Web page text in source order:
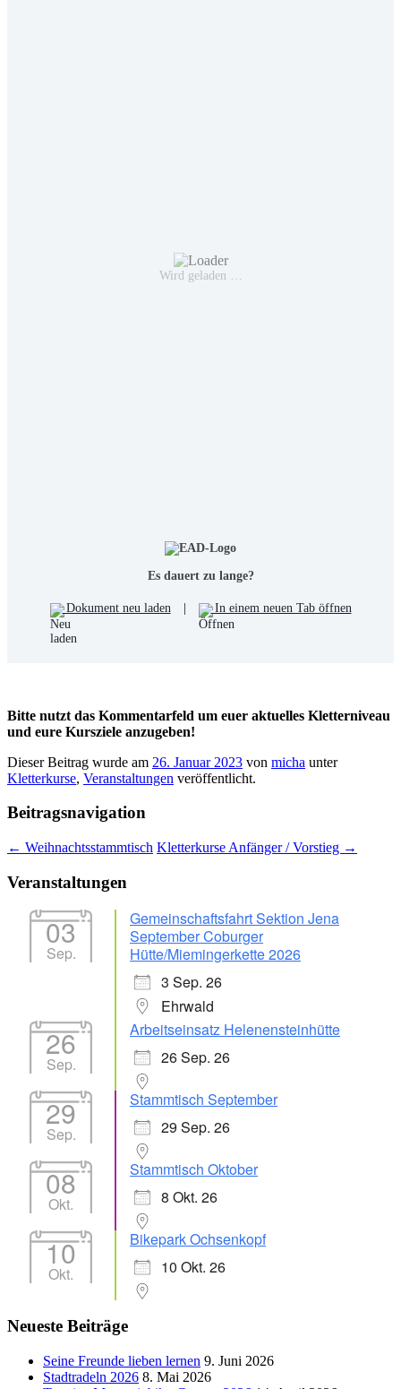
Wird geladen …
Es dauert zu lange?
Dokument neu laden | In einem neuen Tab öffnen
Bitte nutzt das Kommentarfeld um euer aktuelles Kletterniveau
und eure Kursziele anzugeben!
Dieser Beitrag wurde am 26. Januar 2023 von micha unter
Kletterkurse, Veranstaltungen veröffentlicht.
Beitragsnavigation
← Weihnachtsstammtisch Kletterkurse Anfänger / Vorstieg →
Veranstaltungen
03
Sep.
Gemeinschaftsfahrt Sektion Jena
September Coburger
Hütte/Miemingerkette 2026
3 Sep. 26
Ehrwald
26
Sep.
Arbeitseinsatz Helenensteinhütte
26 Sep. 26
29
Sep.
Stammtisch September
29 Sep. 26
08
Okt.
Stammtisch Oktober
8 Okt. 26
10
Okt.
Bikepark Ochsenkopf
10 Okt. 26
Neueste Beiträge
Seine Freunde lieben lernen 9. Juni 2026
Stadtradeln 2026 8. Mai 2026